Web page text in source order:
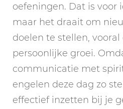
oefeningen. Dat is voor
maar het draait om
doelen te stellen,
persoonlijke groei.
communicatie met
engelen deze dag zo
effectief inzetten bij je